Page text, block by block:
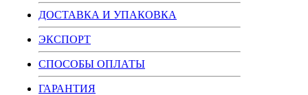
ДОСТАВКА И УПАКОВКА
ЭКСПОРТ
СПОСОБЫ ОПЛАТЫ
ГАРАНТИЯ